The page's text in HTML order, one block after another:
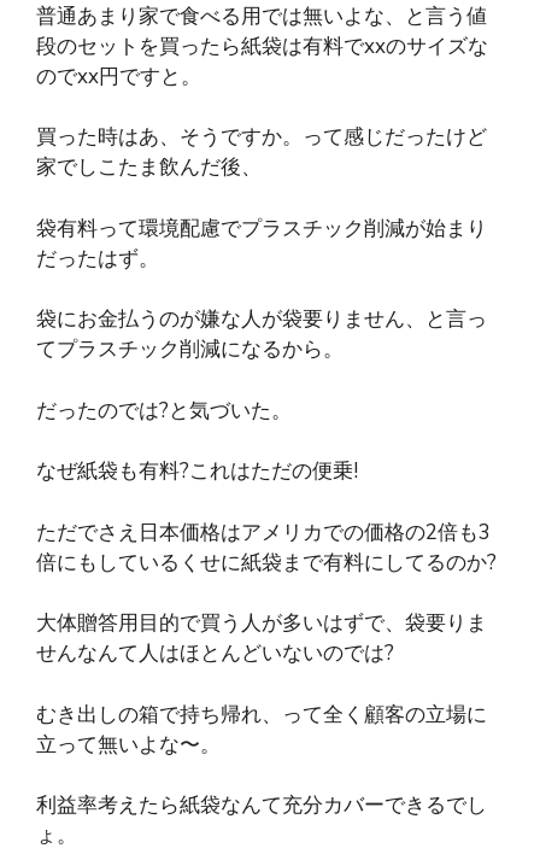
普通あまり家で食べる用では無いよな、と言う値
段のセットを買ったら紙袋は有料でxxのサイズな
のでxx円ですと。
買った時はあ、そうですか。って感じだったけど
家でしこたま飲んだ後、
袋有料って環境配慮でプラスチック削減が始まり
だったはず。
袋にお金払うのが嫌な人が袋要りません、と言っ
てプラスチック削減になるから。
だったのでは?と気づいた。
なぜ紙袋も有料?これはただの便乗!
ただでさえ日本価格はアメリカでの価格の2倍も3
倍にもしているくせに紙袋まで有料にしてるのか?
大体贈答用目的で買う人が多いはずで、袋要りま
せんなんて人はほとんどいないのでは?
むき出しの箱で持ち帰れ、って全く顧客の立場に
立って無いよな〜。
利益率考えたら紙袋なんて充分カバーできるでし
ょ。